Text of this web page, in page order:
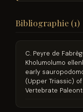
Bibliographie (1)
C. Peyre de
Kholumolumo
early
(Upper Triassic)
Vertebrate